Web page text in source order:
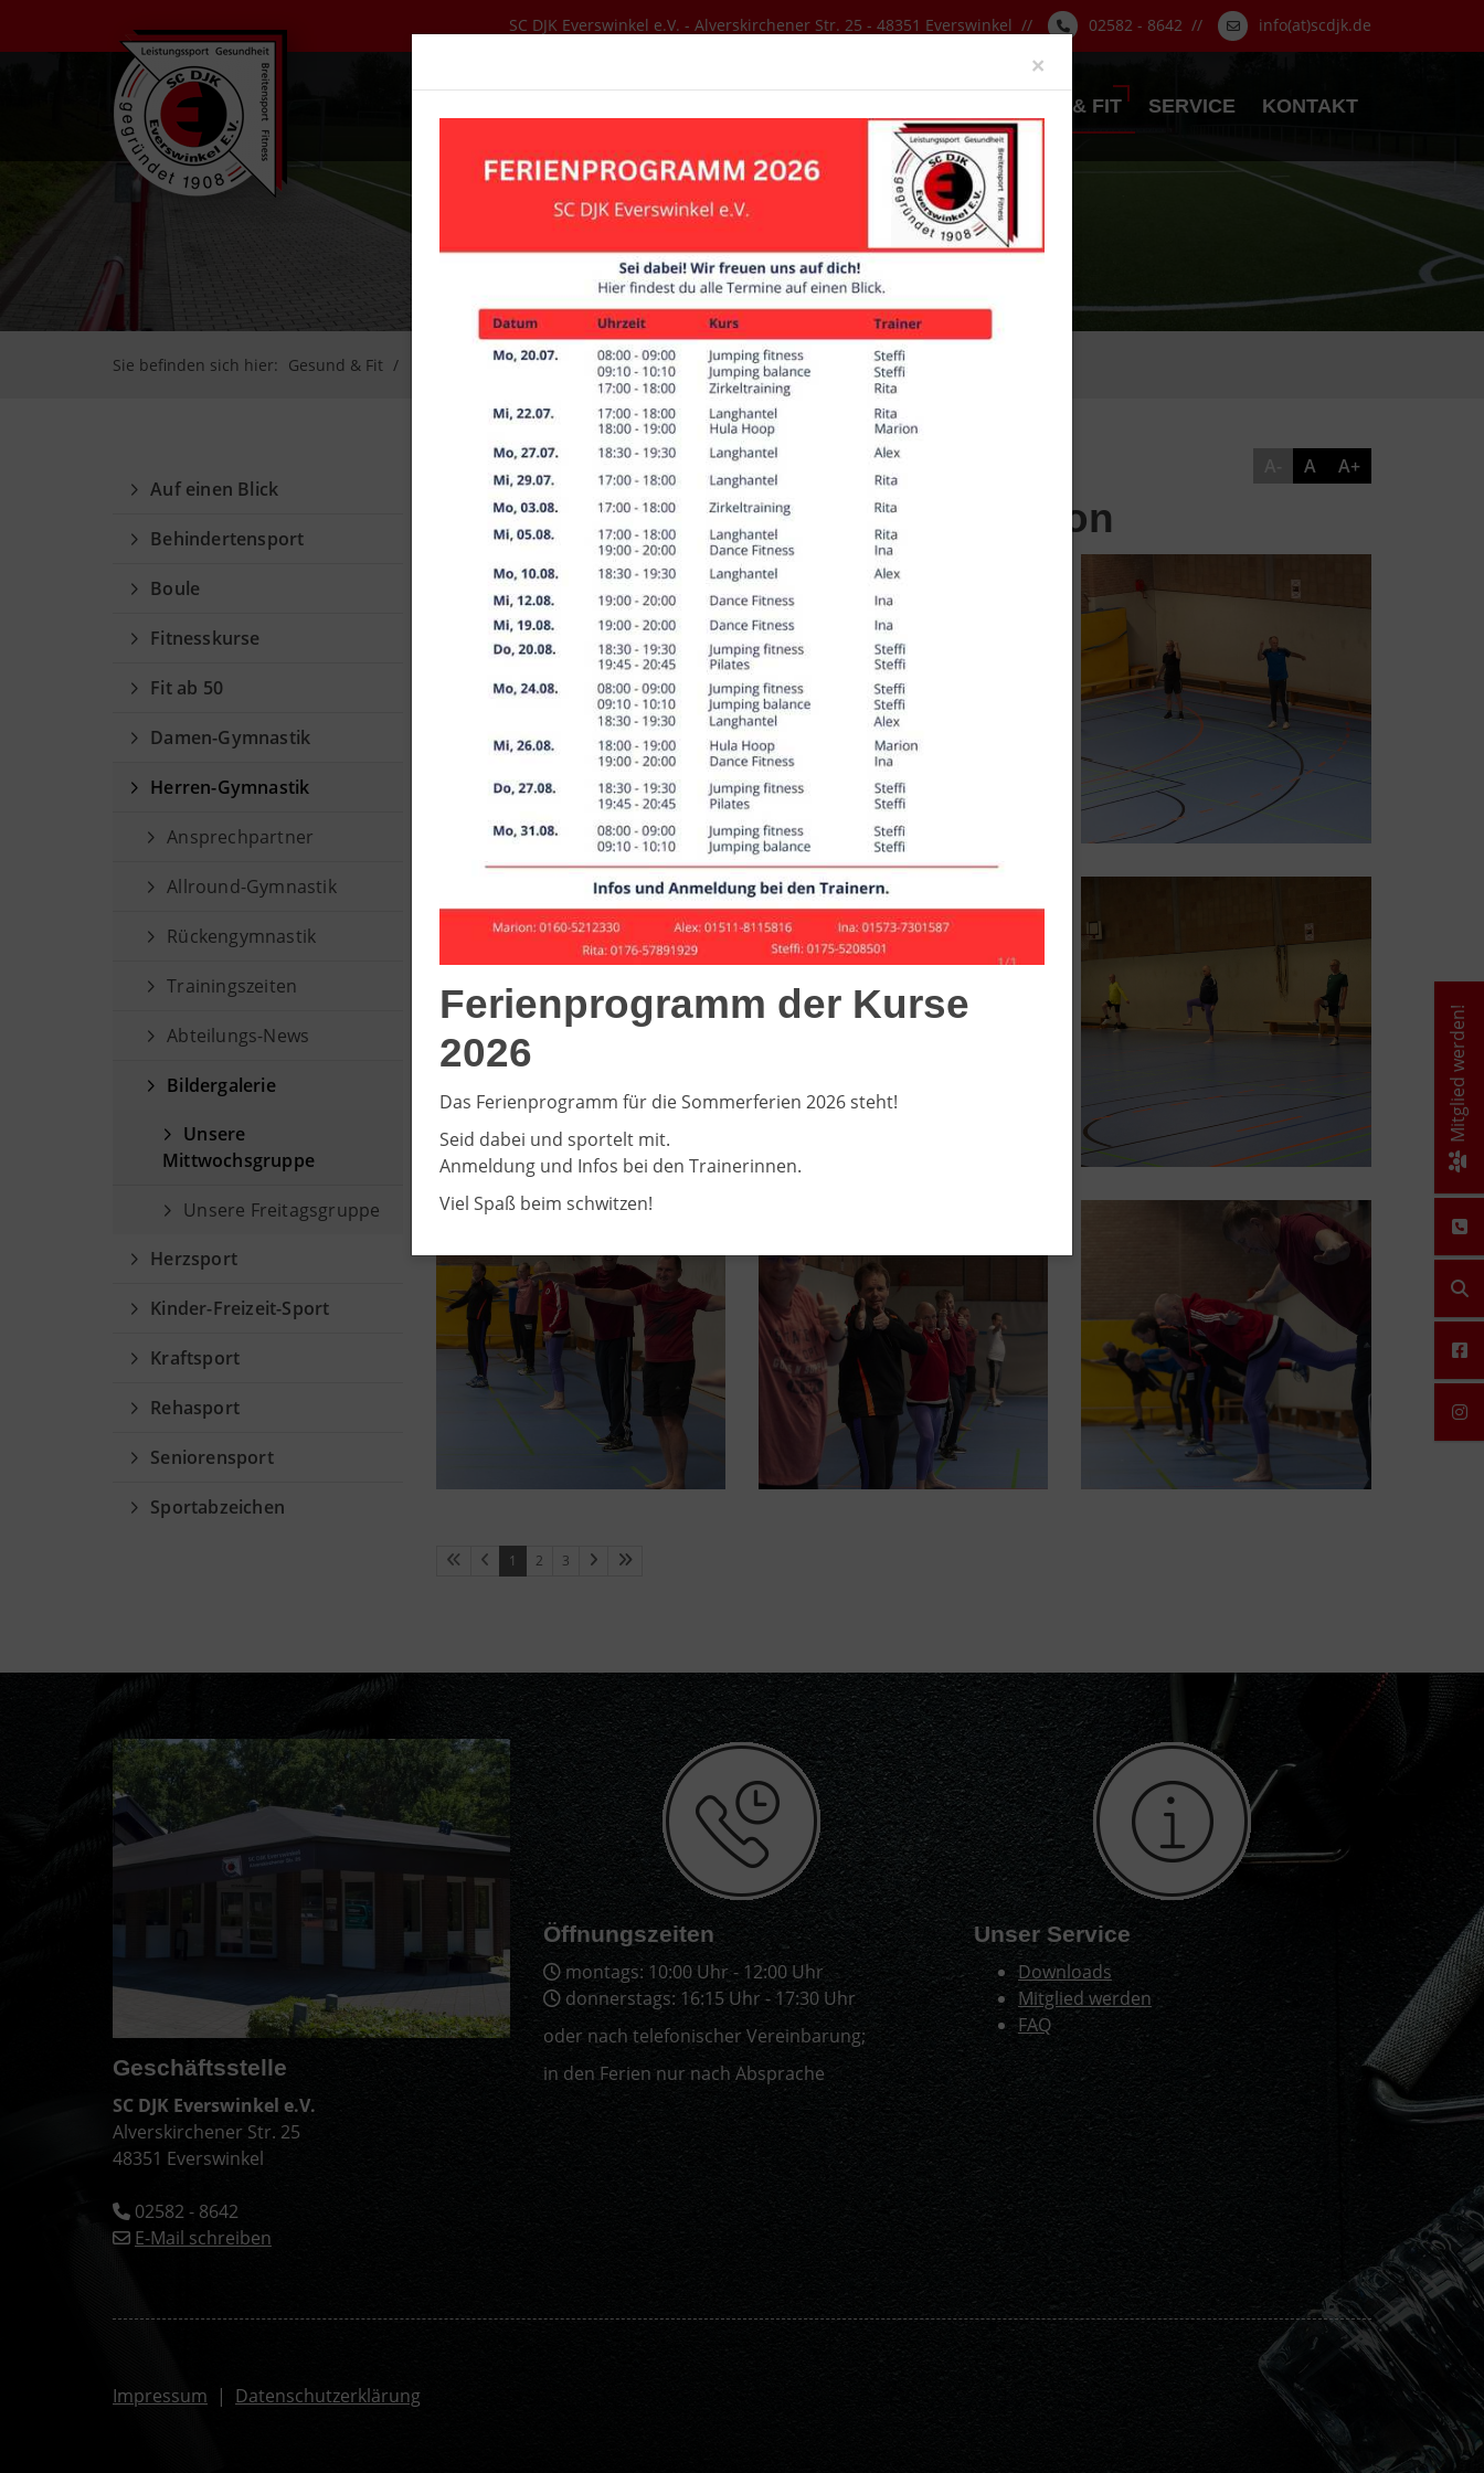
SC DJK Everswinkel e.V. - Alverskirchener Str. 25 - 48351 Everswinkel // 02582 - 8642 // info(at)scdjk.de
GESUND & FIT SERVICE KONTAKT
Sie befinden sich hier: Gesund & Fit Herren-Gymnastik Bildergalerie Unsere Mittwochsgruppe
A A+
Unsere Mittwochsgruppe in Aktion
1 2 3
Auf einen Blick
Behindertensport
Boule
Fitnesskurse
Fit ab 50
Damen-Gymnastik
Herren-Gymnastik
Ansprechpartner
Allround-Gymnastik
Rückengymnastik
Trainingszeiten
Abteilungs-News
Bildergalerie
Unsere
Mittwochsgruppe
Unsere Freitagsgruppe
Herzsport
Kinder-Freizeit-Sport
Kraftsport
Rehasport
Seniorensport
Sportabzeichen
Geschäftsstelle
SC DJK Everswinkel e.V.
Alverskirchener Str. 25
48351 Everswinkel
02582 - 8642
E-Mail schreiben
Öffnungszeiten
montags: 10:00 Uhr - 12:00 Uhr
donnerstags: 16:15 Uhr - 17:30 Uhr
oder nach telefonischer Vereinbarung;
in den Ferien nur nach Absprache
Unser Service
Downloads
Mitglied werden
FAQ
Impressum | Datenschutzerklärung
Mitglied werden!
×
Ferienprogramm der Kurse
2026
Das Ferienprogramm für die Sommerferien 2026 steht!
Seid dabei und sportelt mit.
Anmeldung und Infos bei den Trainerinnen.
Viel Spaß beim schwitzen!